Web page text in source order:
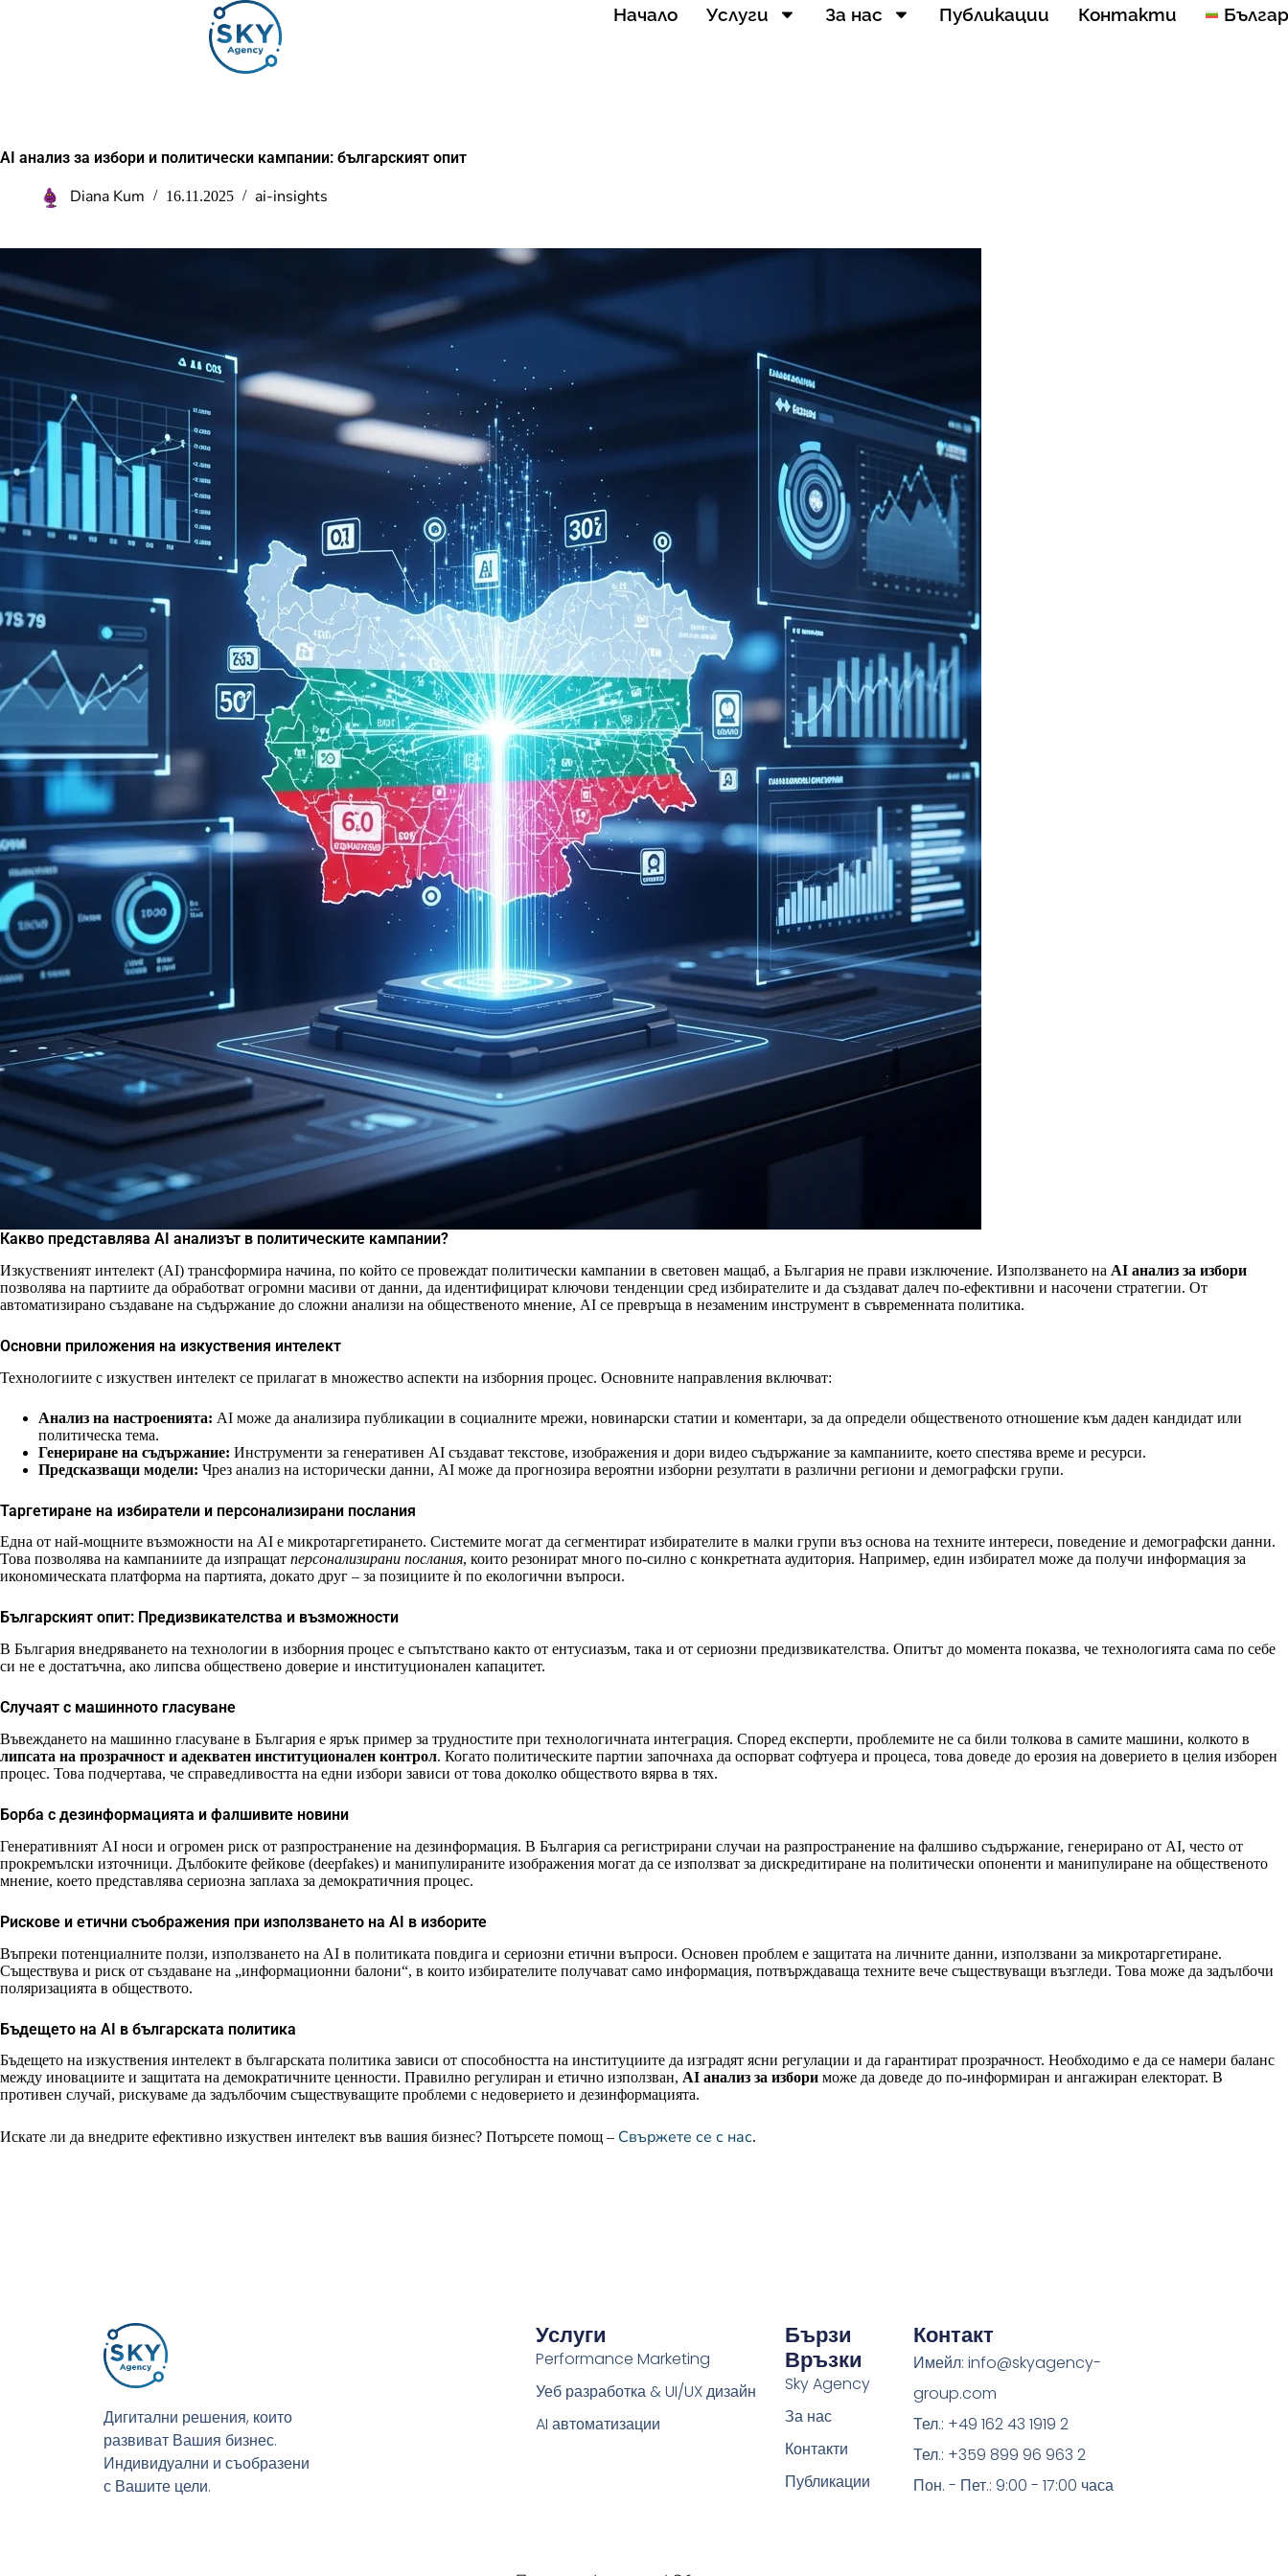
Начало Услуги За нас Публикации Контакти
AI анализ за избори и политически кампании: българският опит
Diana Kum 16.11.2025 ai-insights
Какво представлява AI анализът в политическите кампании?
Изкуственият интелект (AI) трансформира начина, по който се провеждат политически кампании в световен мащаб, а България не прави изключение. Използването на AI анализ за избори
позволява на партиите да обработват огромни масиви от данни, да идентифицират ключови тенденции сред избирателите и да създават далеч по-ефективни и насочени стратегии. От
автоматизирано създаване на съдържание до сложни анализи на общественото мнение, AI се превръща в незаменим инструмент в съвременната политика.
Основни приложения на изкуствения интелект
Технологиите с изкуствен интелект се прилагат в множество аспекти на изборния процес. Основните направления включват:
Анализ на настроенията: AI може да анализира публикации в социалните мрежи, новинарски статии и коментари, за да определи общественото отношение към даден кандидат или
политическа тема.
Генериране на съдържание: Инструменти за генеративен AI създават текстове, изображения и дори видео съдържание за кампаниите, което спестява време и ресурси.
Предсказващи модели: Чрез анализ на исторически данни, AI може да прогнозира вероятни изборни резултати в различни региони и демографски групи.
Таргетиране на избиратели и персонализирани послания
Една от най-мощните възможности на AI е микротаргетирането. Системите могат да сегментират избирателите в малки групи въз основа на техните интереси, поведение и демографски данни.
Това позволява на кампаниите да изпращат персонализирани послания, които резонират много по-силно с конкретната аудитория. Например, един избирател може да получи информация за
икономическата платформа на партията, докато друг – за позициите ѝ по екологични въпроси.
Българският опит: Предизвикателства и възможности
В България внедряването на технологии в изборния процес е съпътствано както от ентусиазъм, така и от сериозни предизвикателства. Опитът до момента показва, че технологията сама по себе
си не е достатъчна, ако липсва обществено доверие и институционален капацитет.
Случаят с машинното гласуване
Въвеждането на машинно гласуване в България е ярък пример за трудностите при технологичната интеграция. Според експерти, проблемите не са били толкова в самите машини, колкото в
липсата на прозрачност и адекватен институционален контрол. Когато политическите партии започнаха да оспорват софтуера и процеса, това доведе до ерозия на доверието в целия изборен
процес. Това подчертава, че справедливостта на едни избори зависи от това доколко обществото вярва в тях.
Борба с дезинформацията и фалшивите новини
Генеративният AI носи и огромен риск от разпространение на дезинформация. В България са регистрирани случаи на разпространение на фалшиво съдържание, генерирано от AI, често от
прокремълски източници. Дълбоките фейкове (deepfakes) и манипулираните изображения могат да се използват за дискредитиране на политически опоненти и манипулиране на общественото
мнение, което представлява сериозна заплаха за демократичния процес.
Рискове и етични съображения при използването на AI в изборите
Въпреки потенциалните ползи, използването на AI в политиката повдига и сериозни етични въпроси. Основен проблем е защитата на личните данни, използвани за микротаргетиране.
Съществува и риск от създаване на „информационни балони“, в които избирателите получават само информация, потвърждаваща техните вече съществуващи възгледи. Това може да задълбочи
поляризацията в обществото.
Бъдещето на AI в българската политика
Бъдещето на изкуствения интелект в българската политика зависи от способността на институциите да изградят ясни регулации и да гарантират прозрачност. Необходимо е да се намери баланс
между иновациите и защитата на демократичните ценности. Правилно регулиран и етично използван, AI анализ за избори може да доведе до по-информиран и ангажиран електорат. В
противен случай, рискуваме да задълбочим съществуващите проблеми с недоверието и дезинформацията.
Искате ли да внедрите ефективно изкуствен интелект във вашия бизнес? Потърсете помощ – Свържете се с нас.
Дигитални решения, които
развиват Вашия бизнес.
Индивидуални и съобразени
с Вашите цели.
Услуги
Performance Marketing
Уеб разработка & UI/UX дизайн
AI автоматизации
Бързи
Връзки
Sky Agency
За нас
Контакти
Публикации
Контакт
Имейл: info@skyagency-
group.com
Тел.: +49 162 43 1919 2
Тел.: +359 899 96 963 2
Пон. - Пет.: 9:00 - 17:00 часа